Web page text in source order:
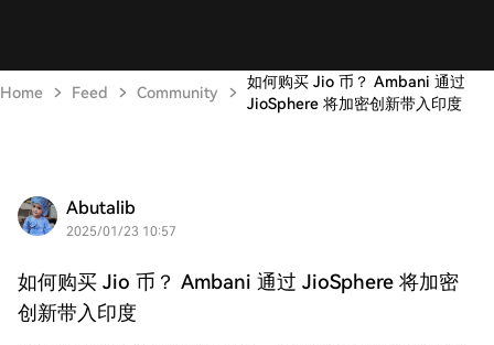
Home Feed Community
如何购买 Jio 币？ Ambani 通过
JioSphere 将加密创新带入印度
Abutalib
2025/01/23 10:57
如何购买 Jio 币？ Ambani 通过 JioSphere 将加密
创新带入印度